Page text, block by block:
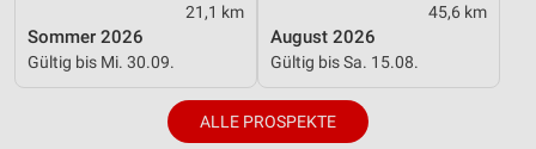
21,1 km
Sommer 2026
Gültig bis Mi. 30.09.
45,6 km
August 2026
Gültig bis Sa. 15.08.
ALLE PROSPEKTE